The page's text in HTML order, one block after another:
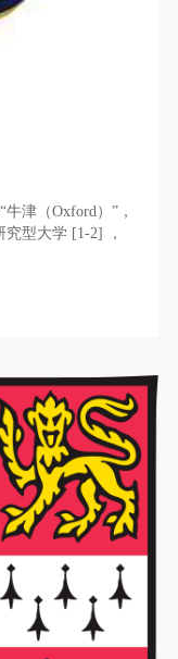
津（Oxford）”，
型大学 [1-2] ，
伦敦政治经济学